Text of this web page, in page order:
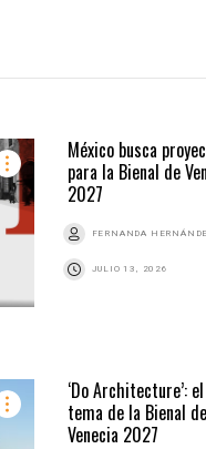
México busca
para la Bienal de
2027
FERNANDA
JULIO 13, 2026
‘Do Architecture’: el
tema de la Bienal de
Venecia 2027